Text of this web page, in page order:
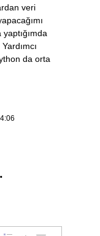
veri
da orta